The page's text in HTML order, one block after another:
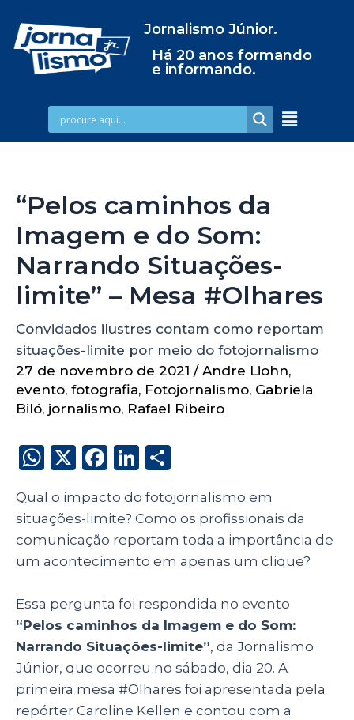
Jornalismo Júnior.
Há 20 anos formando
e informando.
“Pelos caminhos da
Imagem e do Som:
Narrando Situações-
limite” – Mesa #Olhares
Convidados ilustres contam como reportam
situações-limite por meio do fotojornalismo
27 de novembro de 2021 / Andre Liohn,
evento, fotografia, Fotojornalismo, Gabriela
Biló, jornalismo, Rafael Ribeiro
W
a
ts
A
p
X
F
c
e
b
o
k
Li
k
e
dI
a
re
Qual o impacto do fotojornalismo em
situações-limite? Como os profissionais da
comunicação reportam toda a importância de
um acontecimento em apenas um clique?
Essa pergunta foi respondida no evento
“Pelos caminhos da Imagem e do Som:
Narrando Situações-limite”, da Jornalismo
Júnior, que ocorreu no sábado, dia 20. A
primeira mesa #Olhares foi apresentada pela
repórter Caroline Kellen e contou com a